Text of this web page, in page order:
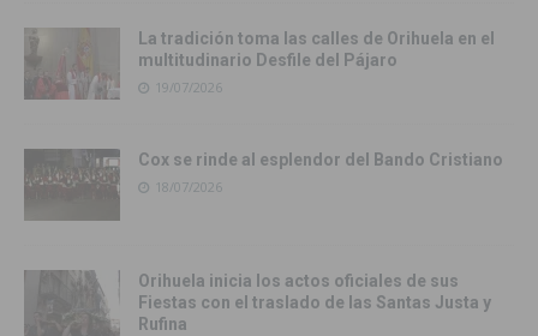
La tradición toma las calles de Orihuela en el
multitudinario Desfile del Pájaro
19/07/2026
Cox se rinde al esplendor del Bando Cristiano
18/07/2026
Orihuela inicia los actos oficiales de sus
Fiestas con el traslado de las Santas Justa y
Rufina